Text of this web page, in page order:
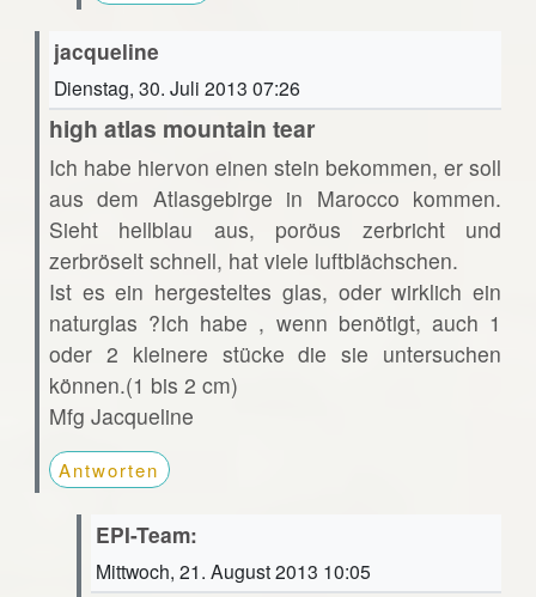
jacqueline
Dienstag, 30. Juli 2013 07:26
high atlas mountain tear
Ich habe hiervon einen stein bekommen, er soll
aus dem Atlasgebirge in Marocco kommen.
Sieht hellblau aus, poröus zerbricht und
zerbröselt schnell, hat viele luftblächschen.
Ist es ein hergesteltes glas, oder wirklich ein
naturglas ?Ich habe , wenn benötigt, auch 1
oder 2 kleinere stücke die sie untersuchen
können.(1 bis 2 cm)
Mfg Jacqueline
Antworten
EPI-Team:
Mittwoch, 21. August 2013 10:05